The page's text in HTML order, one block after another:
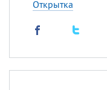
Открытка